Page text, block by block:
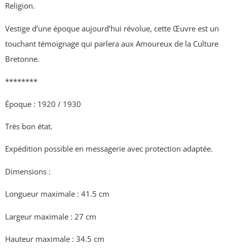
Religion.
Vestige d’une époque aujourd’hui révolue, cette Œuvre est un
touchant témoignage qui parlera aux Amoureux de la Culture
Bretonne.
********
Époque : 1920 / 1930
Très bon état.
Expédition possible en messagerie avec protection adaptée.
Dimensions :
Longueur maximale : 41.5 cm
Largeur maximale : 27 cm
Hauteur maximale : 34.5 cm